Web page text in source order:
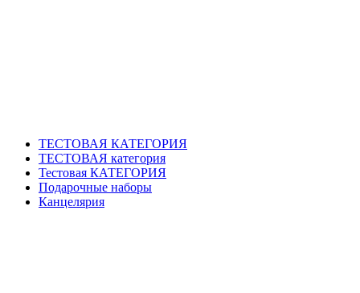
ТЕСТОВАЯ КАТЕГОРИЯ
ТЕСТОВАЯ категория
Тестовая КАТЕГОРИЯ
Подарочные наборы
Канцелярия